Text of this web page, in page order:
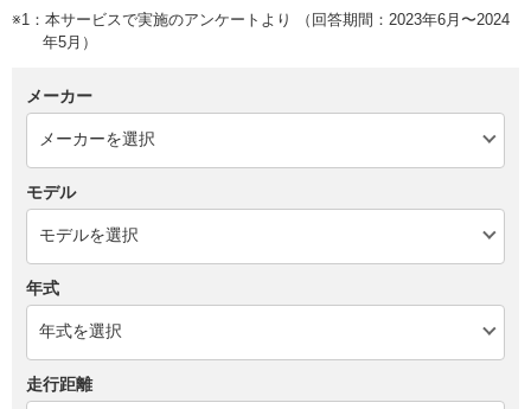
※1：本サービスで実施のアンケートより （回答期間：2023年6月〜2024
年5月）
メーカー
モデル
年式
走行距離